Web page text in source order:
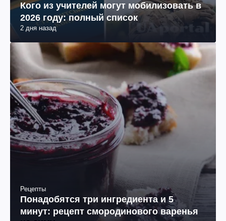
Кого из учителей могут мобилизовать в
2026 году: полный список
2 дня назад
Рецепты
Понадобятся три ингредиента и 5
минут: рецепт смородинового варенья